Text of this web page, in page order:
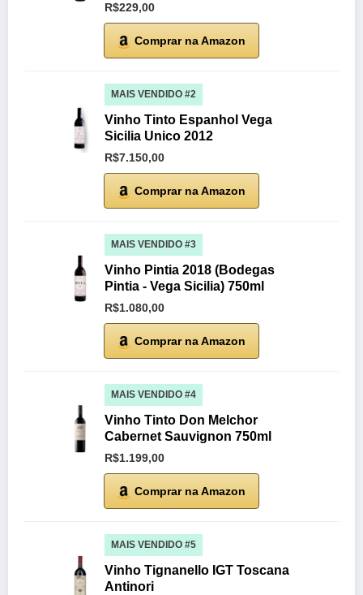
R$229,00
Comprar na Amazon
MAIS VENDIDO #2
Vinho Tinto Espanhol Vega
Sicilia Unico 2012
R$7.150,00
Comprar na Amazon
MAIS VENDIDO #3
Vinho Pintia 2018 (Bodegas
Pintia - Vega Sicilia) 750ml
R$1.080,00
Comprar na Amazon
MAIS VENDIDO #4
Vinho Tinto Don Melchor
Cabernet Sauvignon 750ml
R$1.199,00
Comprar na Amazon
MAIS VENDIDO #5
Vinho Tignanello IGT Toscana
Antinori